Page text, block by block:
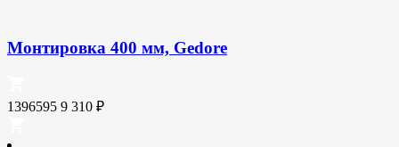
Монтировка 400 мм, Gedore
1396595 9 310 ₽